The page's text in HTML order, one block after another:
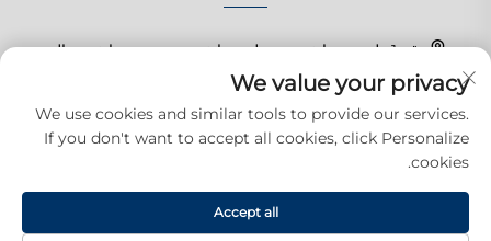
رقم 1 طريق تشانغتشون، بلدة شانغهو، سوزهو، جيانغسو، الصين
+86-15150179453
[email protected]
حقوق النشر © 2025 شركة سوزهو يوودا للمنتجات التجارية المحدودة. جميع
We value your privacy
We use cookies and similar tools to provide our services.
If you don't want to accept all cookies, click Personalize
cookies.
Accept all